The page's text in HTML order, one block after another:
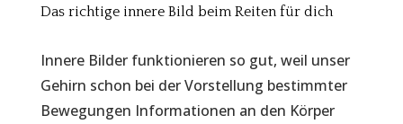
Das richtige innere Bild beim Reiten für dich
Innere Bilder funktionieren so gut, weil unser
Gehirn schon bei der Vorstellung bestimmter
Bewegungen Informationen an den Körper